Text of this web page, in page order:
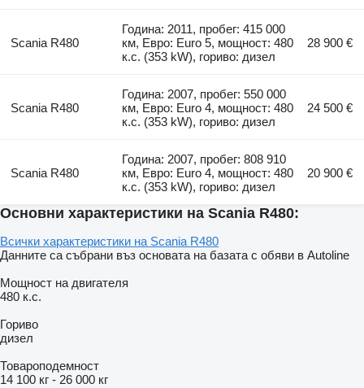
Scania R480
Година: 2011, пробег: 415 000
км, Евро: Euro 5, мощност: 480
к.с. (353 kW), гориво: дизел
28 900 €
Scania R480
Година: 2007, пробег: 550 000
км, Евро: Euro 4, мощност: 480
к.с. (353 kW), гориво: дизел
24 500 €
Scania R480
Година: 2007, пробег: 808 910
км, Евро: Euro 4, мощност: 480
к.с. (353 kW), гориво: дизел
20 900 €
Основни характеристики на Scania R480:
Всички характеристики на Scania R480
Данните са събрани въз основата на базата с обяви в Autoline
Мощност на двигателя
480 к.с.
Гориво
дизел
Товароподемност
14 100 кг - 26 000 кг